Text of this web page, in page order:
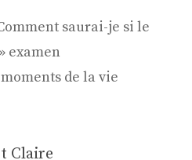
saurai-je si le
examen
de la vie
Claire